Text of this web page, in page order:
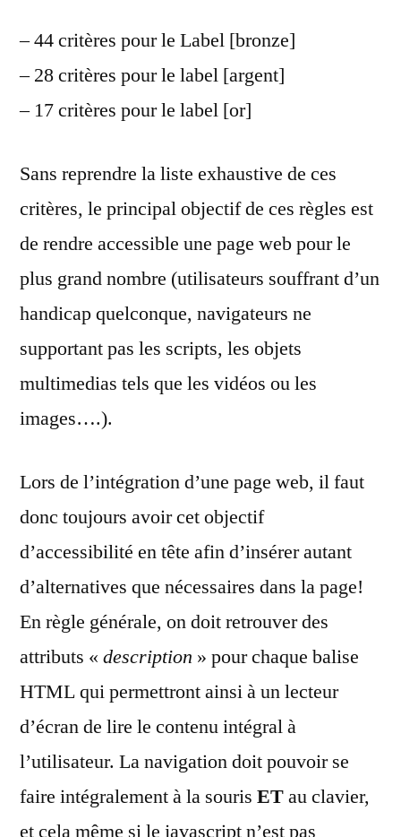
– 44 critères pour le Label [bronze]
– 28 critères pour le label [argent]
– 17 critères pour le label [or]
Sans reprendre la liste exhaustive de ces
critères, le principal objectif de ces règles est
de rendre accessible une page web pour le
plus grand nombre (utilisateurs souffrant d’un
handicap quelconque, navigateurs ne
supportant pas les scripts, les objets
multimedias tels que les vidéos ou les
images….).
Lors de l’intégration d’une page web, il faut
donc toujours avoir cet objectif
d’accessibilité en tête afin d’insérer autant
d’alternatives que nécessaires dans la page!
En règle générale, on doit retrouver des
attributs « description » pour chaque balise
HTML qui permettront ainsi à un lecteur
d’écran de lire le contenu intégral à
l’utilisateur. La navigation doit pouvoir se
faire intégralement à la souris ETau clavier,
et cela même si le javascript n’est pas